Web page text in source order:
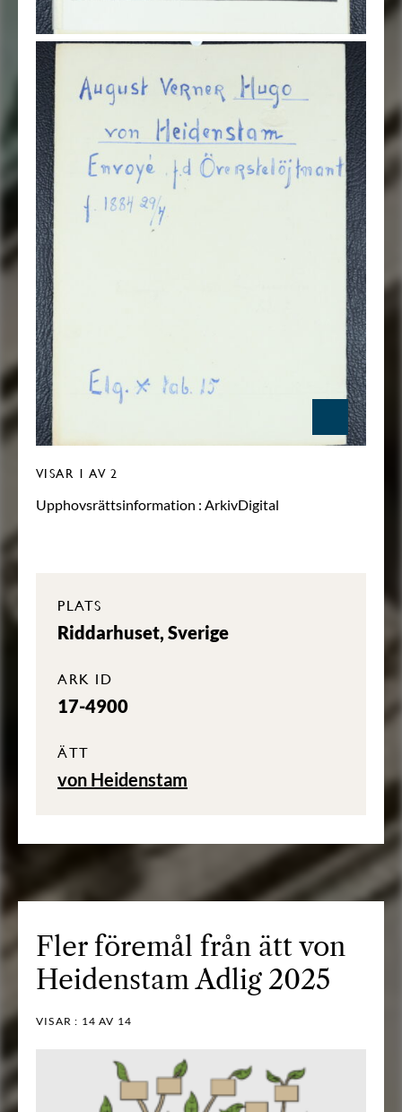
VISAR 1 AV 2
Upphovsrättsinformation : ArkivDigital
PLATS
Riddarhuset, Sverige
ARK ID
17-4900
ÄTT
von Heidenstam
Fler föremål från ätt von
Heidenstam Adlig 2025
VISAR : 14 AV 14